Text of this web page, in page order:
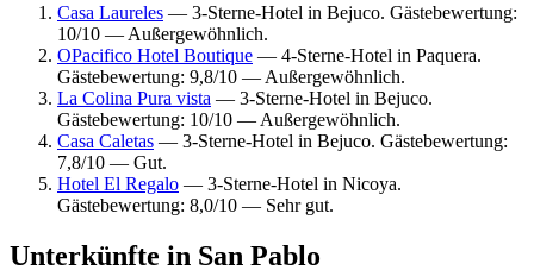
Casa Laureles — 3-Sterne-Hotel in Bejuco. Gästebewertung:
10/10 — Außergewöhnlich.
OPacifico Hotel Boutique — 4-Sterne-Hotel in Paquera.
Gästebewertung: 9,8/10 — Außergewöhnlich.
La Colina Pura vista — 3-Sterne-Hotel in Bejuco.
Gästebewertung: 10/10 — Außergewöhnlich.
Casa Caletas — 3-Sterne-Hotel in Bejuco. Gästebewertung:
7,8/10 — Gut.
Hotel El Regalo — 3-Sterne-Hotel in Nicoya.
Gästebewertung: 8,0/10 — Sehr gut.
Unterkünfte in San Pablo